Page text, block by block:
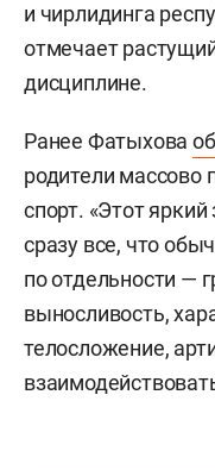
и чирлидинга
отмечает
дисциплине.
Ранее Фатыхова
родители массово
спорт. «Этот
сразу все, что
по отдельности —
выносливость,
телосложение,